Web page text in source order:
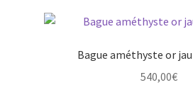
Bague améthyste or
540,00€